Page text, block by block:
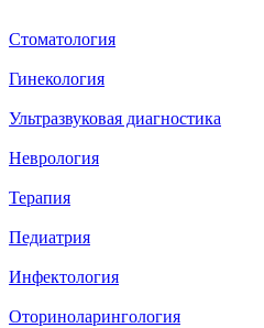
Стоматология
Гинекология
Ультразвуковая диагностика
Неврология
Терапия
Педиатрия
Инфектология
Оториноларингология